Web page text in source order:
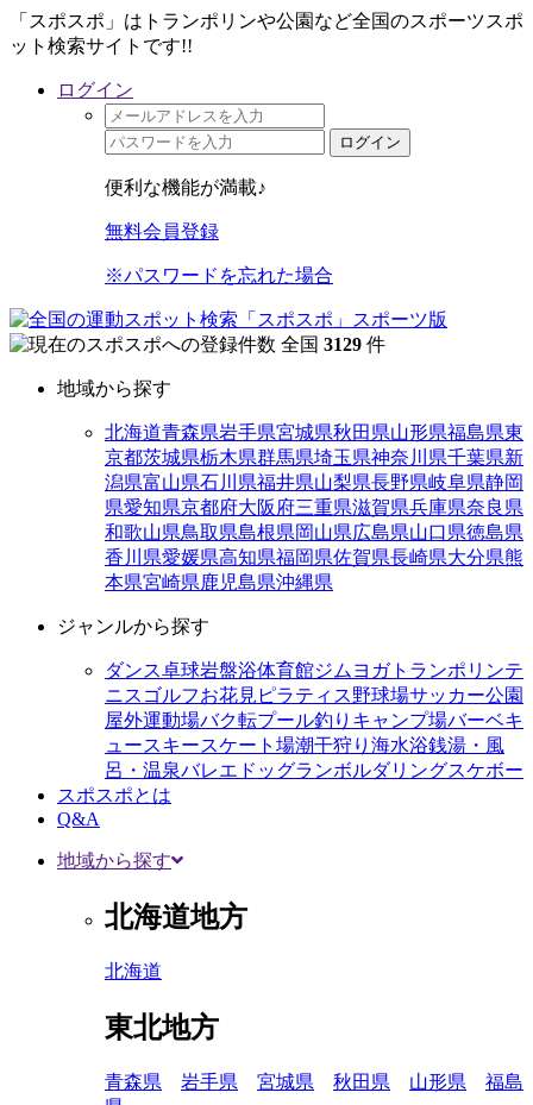
「スポスポ」はトランポリンや公園など全国のスポーツスポ
ット検索サイトです!!
ログイン
ログイン
便利な機能が満載♪
無料会員登録
※パスワードを忘れた場合
全国 3129 件
地域から探す
北海道青森県岩手県宮城県秋田県山形県福島県東
京都茨城県栃木県群馬県埼玉県神奈川県千葉県新
潟県富山県石川県福井県山梨県長野県岐阜県静岡
県愛知県京都府大阪府三重県滋賀県兵庫県奈良県
和歌山県鳥取県島根県岡山県広島県山口県徳島県
香川県愛媛県高知県福岡県佐賀県長崎県大分県熊
本県宮崎県鹿児島県沖縄県
ジャンルから探す
ダンス卓球岩盤浴体育館ジム ヨガトランポリンテ
ニス ゴルフお花見 ピラティス野球場サッカー公園
屋外運動場バク転プール釣り キャンプ場バーベキ
ュースキースケート場潮干狩り 海水浴銭湯・風
呂・温泉バレエ ドッグランボルダリングスケボー
スポスポとは
Q&A
地域から探す
北海道地方
北海道
東北地方
青森県 岩手県 宮城県 秋田県 山形県
福島